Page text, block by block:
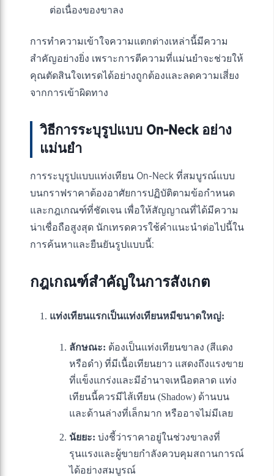
ต่อเนื่องของขาลง
การทำความเข้าใจความแตกต่างเหล่านี้มีความ
สำคัญอย่างยิ่ง เพราะการตีความที่แม่นยำจะช่วยให้
คุณตัดสินใจเทรดได้อย่างถูกต้องและลดความเสี่ยง
จากการเข้าผิดทาง
วิธีการระบุรูปแบบ On-Neck อย่าง
แม่นยำ
การระบุรูปแบบแท่งเทียน On-Neck ที่สมบูรณ์แบบ
บนกราฟราคาต้องอาศัยการปฏิบัติตามข้อกำหนด
และกฎเกณฑ์ที่ชัดเจน เพื่อให้สัญญาณที่ได้มีความ
น่าเชื่อถือสูงสุด นักเทรดควรใช้คำแนะนำต่อไปนี้ใน
การค้นหาและยืนยันรูปแบบนี้:
กฎเกณฑ์สำคัญในการสังเกต
แท่งเทียนแรกเป็นแท่งเทียนหมีขนาดใหญ่:
ลักษณะ: ต้องเป็นแท่งเทียนขาลง (สีแดง
หรือดำ) ที่มีเนื้อเทียนยาว แสดงถึงแรงขาย
ที่แข็งแกร่งและมีอำนาจเหนือตลาด แท่ง
เทียนนี้ควรมีไส้เทียน (Shadow) ด้านบน
และด้านล่างที่เล็กมาก หรืออาจไม่มีเลย
นัยยะ: บ่งชี้ว่าราคาอยู่ในช่วงขาลงที่
รุนแรงและผู้ขายกำลังควบคุมสถานการณ์
ได้อย่างสมบูรณ์